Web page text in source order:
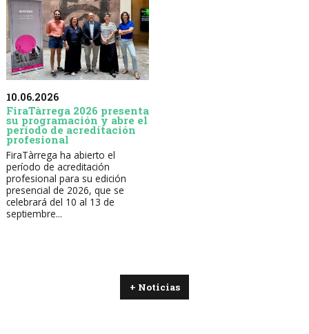
10.06.2026
FiraTàrrega 2026 presenta
su programación y abre el
período de acreditación
profesional
FiraTàrrega ha abierto el
período de acreditación
profesional para su edición
presencial de 2026, que se
celebrará del 10 al 13 de
septiembre...
+ Noticias